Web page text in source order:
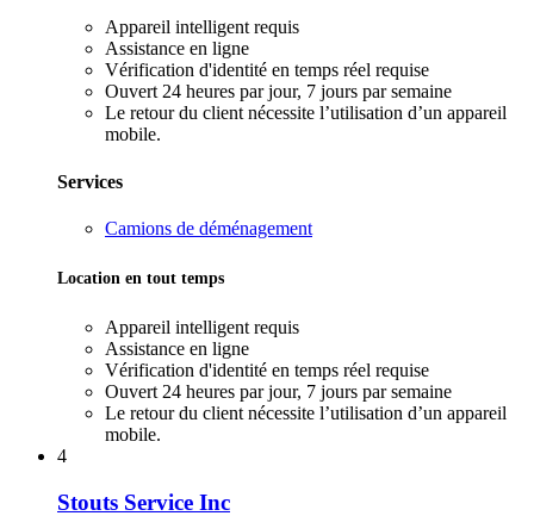
Appareil intelligent requis
Assistance en ligne
Vérification d'identité en temps réel requise
Ouvert 24 heures par jour, 7 jours par semaine
Le retour du client nécessite l’utilisation d’un appareil
mobile.
Services
Camions de déménagement
Location en tout temps
Appareil intelligent requis
Assistance en ligne
Vérification d'identité en temps réel requise
Ouvert 24 heures par jour, 7 jours par semaine
Le retour du client nécessite l’utilisation d’un appareil
mobile.
4
Stouts Service Inc